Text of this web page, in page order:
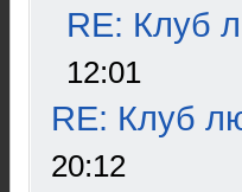
RE: Клуб
12:01
RE: Клуб
20:12